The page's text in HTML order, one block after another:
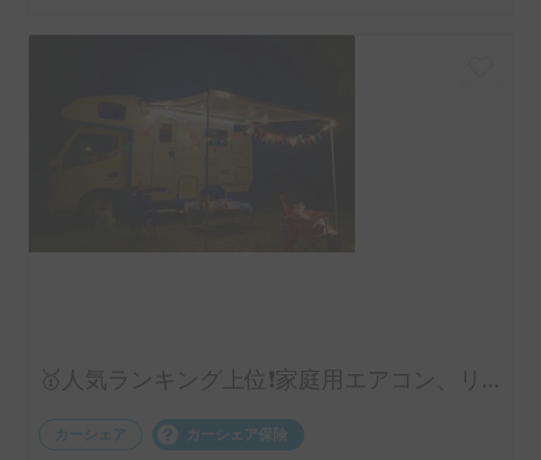
🥇人気ランキング上位❗️家庭用エアコン、リチウムバッテリー、キッチン設備有り！事前見学ok!フル装備のキャンピングカー‼️
カーシェア カーシェア保険